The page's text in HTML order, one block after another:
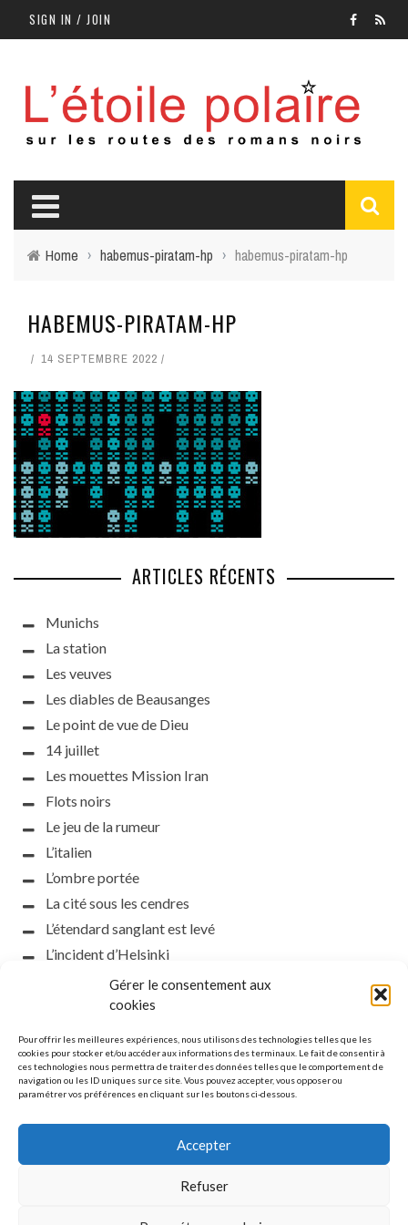
Gérer le consentement aux
cookies
Pour offrir les meilleures expériences, nous utilisons des technologies telles que les
cookies pour stocker et/ou accéder aux informations des terminaux. Le fait de consentir à
ces technologies nous permettra de traiter des données telles que le comportement de
navigation ou les ID uniques sur ce site. Vous pouvez accepter, vous opposer ou
paramétrer vos préférences en cliquant sur les boutons ci-dessous.
Accepter
Refuser
SIGN IN / JOIN
Home › habemus-piratam-hp › habemus-piratam-hp
HABEMUS-PIRATAM-HP
14 SEPTEMBRE 2022
ARTICLES RÉCENTS
Munichs
La station
Les veuves
Les diables de Beausanges
Le point de vue de Dieu
14 juillet
Les mouettes Mission Iran
Flots noirs
Le jeu de la rumeur
L’italien
L’ombre portée
La cité sous les cendres
L’étendard sanglant est levé
L’incident d’Helsinki
la petite fasciste
Toutes les nuances de la nuit
Que s’obscurcissent le soleil et la lumière
Le silence
MENTIONS LÉGALES